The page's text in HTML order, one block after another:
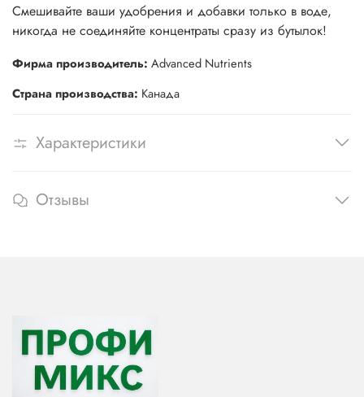
Смешивайте ваши удобрения и добавки только в воде,
никогда не соединяйте концентраты сразу из бутылок!
Фирма производитель: Advanced Nutrients
Страна производства: Канада
Характеристики
Отзывы